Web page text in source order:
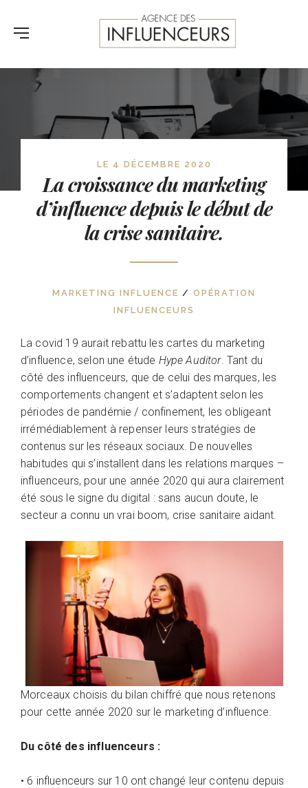
LE 4 DÉCEMBRE 2020
La croissance du marketing
d’influence depuis le début de
la crise sanitaire.
MARKETING INFLUENCE / OPÉRATION
INFLUENCEURS
La covid 19 aurait rebattu les cartes du marketing
d’influence, selon une étude Hype Auditor. Tant du
côté des influenceurs, que de celui des marques, les
comportements changent et s’adaptent selon les
périodes de pandémie / confinement, les obligeant
irrémédiablement à repenser leurs stratégies de
contenus sur les réseaux sociaux. De nouvelles
habitudes qui s’installent dans les relations marques –
influenceurs, pour une année 2020 qui aura clairement
été sous le signe du digital : sans aucun doute, le
secteur a connu un vrai boom, crise sanitaire aidant.
Morceaux choisis du bilan chiffré que nous retenons
pour cette année 2020 sur le marketing d’influence.
Du côté des influenceurs :
• 6 influenceurs sur 10 ont changé leur contenu depuis